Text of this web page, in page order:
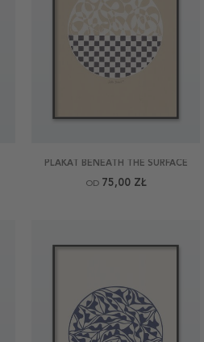
PLAKAT BENEATH THE SURFACE
OD 75,00 ZŁ